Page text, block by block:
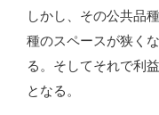
しかし、その公共品
種のスペースが狭く
る。そしてそれで利
となる。